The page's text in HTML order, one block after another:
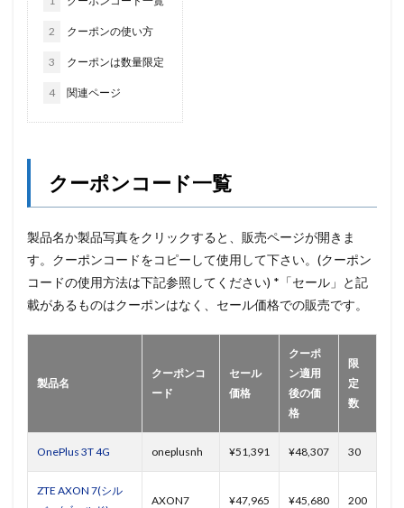
2 クーポンの使い方
3 クーポンは数量限定
4 関連ページ
クーポンコード一覧
製品名か製品写真をクリックすると、販売ページが開きま
す。クーポンコードをコピーして使用して下さい。(クーポン
コードの使用方法は下記参照してください) *「セール」と記
載があるものはクーポンはなく、セール価格での販売です。
製品名
クーポンコ
ード
セール
価格
クーポ
ン適用
後の価
格
限
定
数
OnePlus 3T 4G oneplusnh ¥51,391 ¥48,307 30
ZTE AXON 7(シル
AXON7 ¥47,965 ¥45,680 200